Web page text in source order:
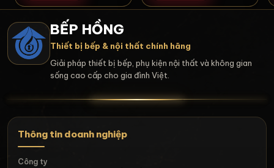
BẾP HỒNG
Thiết bị bếp & nội thất chính hãng
Giải pháp thiết bị bếp, phụ kiện nội thất và không gian
sống cao cấp cho gia đình Việt.
Thông tin doanh nghiệp
Công ty